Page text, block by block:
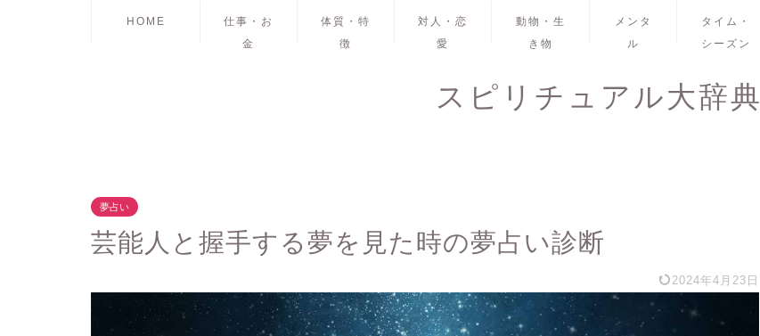
HOME
仕事・お
金
体質・特
徴
対人・恋
愛
動物・生
き物
メンタ
ル
タイム・
シーズン
スピリチュアル大辞典
夢占い
芸能人と握手する夢を見た時の夢占い診断
2024年4月23日